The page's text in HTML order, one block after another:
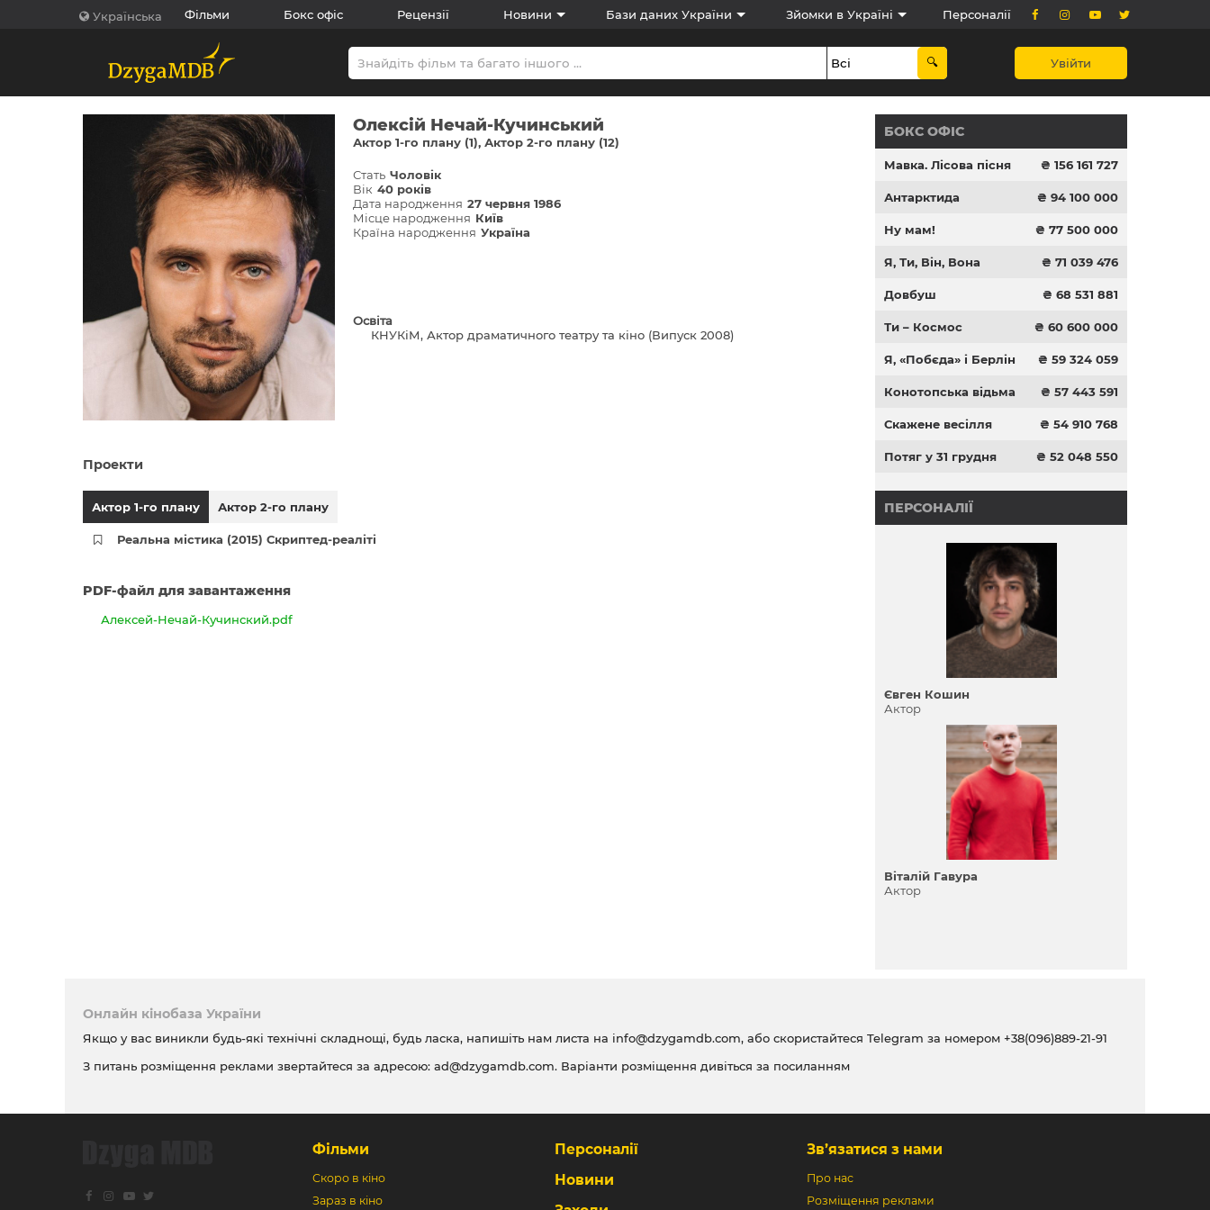
Українська Фільми Бокс офіс Рецензії Новини Бази даних України Зйомки в Україні Персоналії
Увійти
Олексій Нечай-Кучинський
Актор 1-го плану (1) Актор 2-го плану (12)
Стать Чоловік
Вік 40 років
Дата народження 27 червня 1986
Місце народження Київ
Країна народження Україна
Освіта
КНУКіМ, Актор драматичного театру та кіно (Випуск 2008)
Проекти
Актор 1-го плану Актор 2-го плану
Реальна містика (2015) Скриптед-реаліті
PDF-файл для завантаження
Алексей-Нечай-Кучинский.pdf
БОКС ОФІС
Мавка. Лісова пісня ₴ 156 161 727
Антарктида ₴ 94 100 000
Ну мам! ₴ 77 500 000
Я, Ти, Він, Вона ₴ 71 039 476
Довбуш ₴ 68 531 881
Ти – Космос ₴ 60 600 000
Я, «Побєда» і Берлін ₴ 59 324 059
Конотопська відьма ₴ 57 443 591
Скажене весілля ₴ 54 910 768
Потяг у 31 грудня ₴ 52 048 550
ПЕРСОНАЛІЇ
Євген Кошин
Актор
Віталій Гавура
Актор
Онлайн кінобаза України
Якщо у вас виникли будь-які технічні складнощі, будь ласка, напишіть нам листа на info@dzygamdb.com, або скористайтеся Telegram за номером +38(096)889-21-91
З питань розміщення реклами звертайтеся за адресою: ad@dzygamdb.com. Варіанти розміщення дивіться за посиланням
Фільми
Скоро в кіно
Зараз в кіно
Персоналії
Новини
Зв’язатися з нами
Про нас
Розміщення реклами